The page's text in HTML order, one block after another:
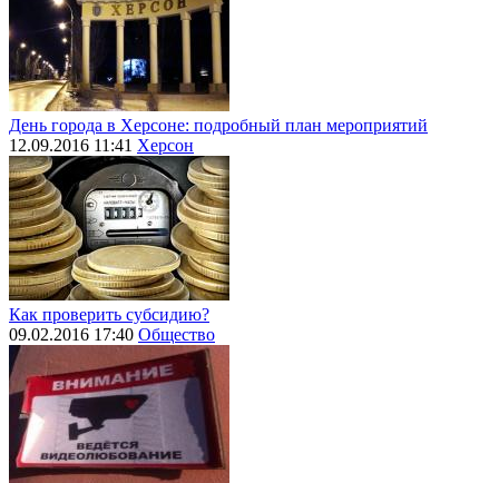
День города в Херсоне: подробный план мероприятий
12.09.2016 11:41 Херсон
Как проверить субсидию?
09.02.2016 17:40 Общество